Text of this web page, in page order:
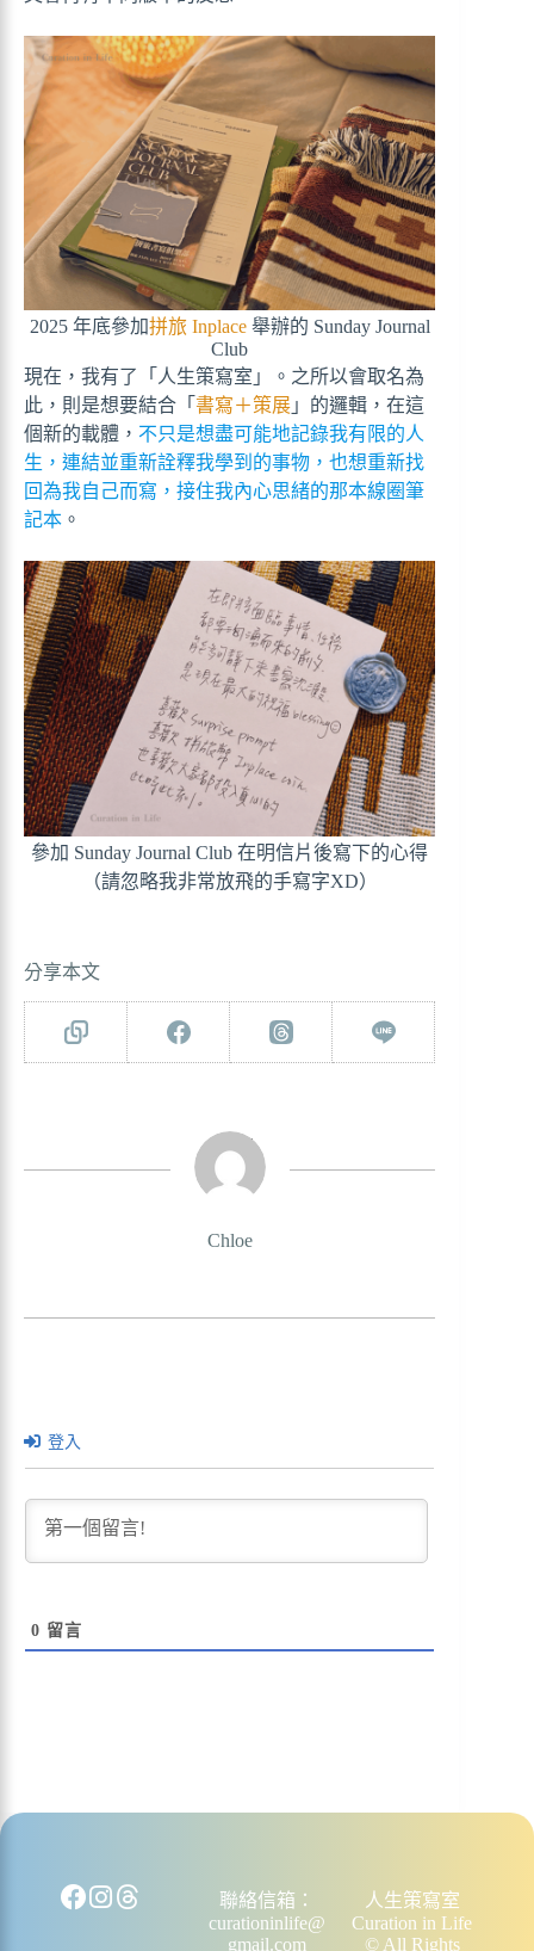
2025 年底參加拼旅 Inplace舉辦的 Sunday Journal
Club
現在，我有了「人生策寫室」。之所以會取名為
此，則是想要結合「 書寫＋策展 」的邏輯，在這
個新的載體， 不只是想盡可能地記錄我有限的人
生，連結並重新詮釋我學到的事物，也想重新找
回為我自己而寫，接住我內心思緒的那本線圈筆
記本 。
參加 Sunday Journal Club 在明信片後寫下的心得
（請忽略我非常放飛的手寫字XD）
分享本文
Chloe
登入
0 留言
人生策寫室
Curation in Life
© All Rights
聯絡信箱：
curationinlife@
gmail.com